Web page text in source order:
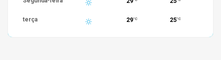
terça 29°C 25°C